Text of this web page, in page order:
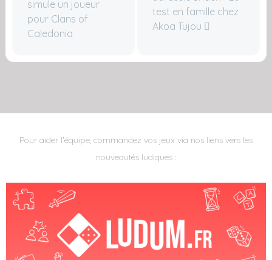
simule un joueur
pour Clans of
Caledonia
test en famille chez
Akoa Tujou
Pour aider l'équipe, commandez vos jeux via nos liens vers les
nouveautés ludiques :